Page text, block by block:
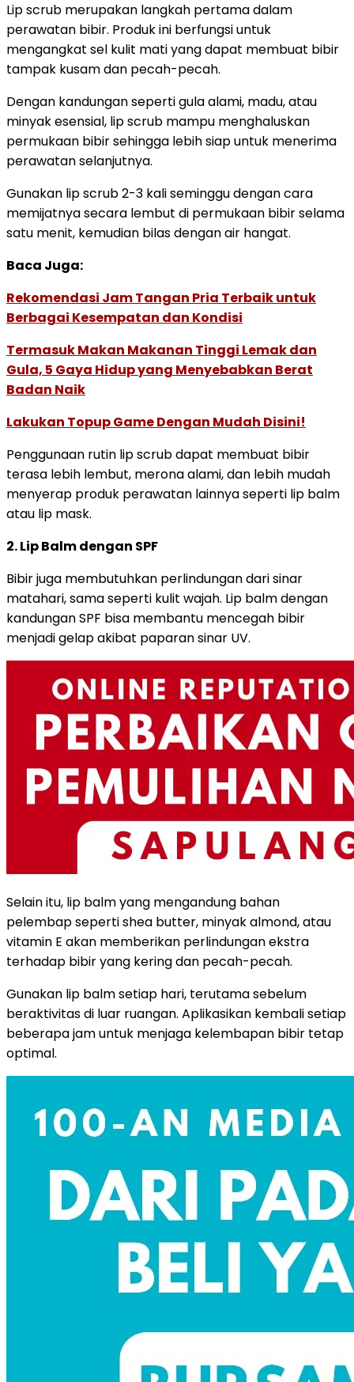
Lip scrub merupakan langkah pertama dalam
perawatan bibir. Produk ini berfungsi untuk
mengangkat sel kulit mati yang dapat membuat bibir
tampak kusam dan pecah-pecah.
Dengan kandungan seperti gula alami, madu, atau
minyak esensial, lip scrub mampu menghaluskan
permukaan bibir sehingga lebih siap untuk menerima
perawatan selanjutnya.
Gunakan lip scrub 2-3 kali seminggu dengan cara
memijatnya secara lembut di permukaan bibir selama
satu menit, kemudian bilas dengan air hangat.
Baca Juga:
Rekomendasi Jam Tangan Pria Terbaik untuk
Berbagai Kesempatan dan Kondisi
Termasuk Makan Makanan Tinggi Lemak dan
Gula, 5 Gaya Hidup yang Menyebabkan Berat
Badan Naik
Lakukan Topup Game Dengan Mudah Disini!
Penggunaan rutin lip scrub dapat membuat bibir
terasa lebih lembut, merona alami, dan lebih mudah
menyerap produk perawatan lainnya seperti lip balm
atau lip mask.
2. Lip Balm dengan SPF
Bibir juga membutuhkan perlindungan dari sinar
matahari, sama seperti kulit wajah. Lip balm dengan
kandungan SPF bisa membantu mencegah bibir
menjadi gelap akibat paparan sinar UV.
Selain itu, lip balm yang mengandung bahan
pelembap seperti shea butter, minyak almond, atau
vitamin E akan memberikan perlindungan ekstra
terhadap bibir yang kering dan pecah-pecah.
Gunakan lip balm setiap hari, terutama sebelum
beraktivitas di luar ruangan. Aplikasikan kembali setiap
beberapa jam untuk menjaga kelembapan bibir tetap
optimal.